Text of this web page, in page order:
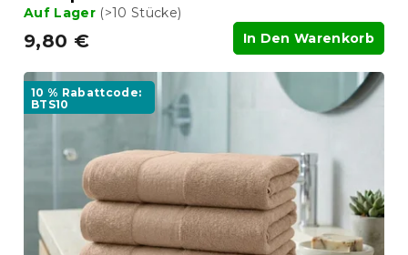
Auf Lager (>10 Stücke)
9,80 € In Den Warenkorb
10 % Rabattcode:
BTS10